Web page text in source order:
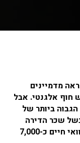
מדמיינים
חוף אלגנטי. אבל
הגבוה ביותר של
שכר הדירה
הגבוה ואי-שוויון בפיתוח ובהכנסות. בהוואי חיים כ-7,000